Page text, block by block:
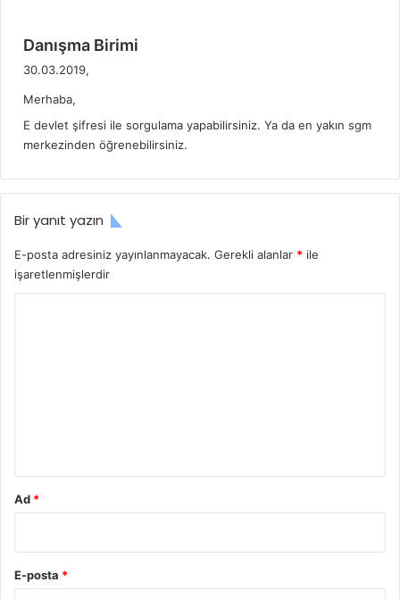
:
Danışma Birimi
k
i
30.03.2019,
Merhaba,
E devlet şifresi ile sorgulama yapabilirsiniz. Ya da en yakın sgm
merkezinden öğrenebilirsiniz.
Bir yanıt yazın
E-posta adresiniz yayınlanmayacak. Gerekli alanlar * ile
işaretlenmişlerdir
Ad *
E-posta *